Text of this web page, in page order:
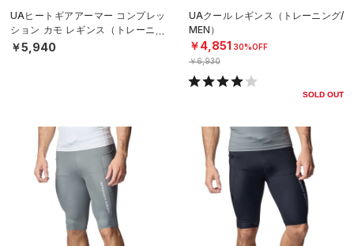
UAヒートギアアーマー コンプレッ
ション カモ レギンス（トレーニン
グ/MEN）
￥5,940
UAクール レギンス（トレーニング/
MEN）
￥4,851 30%OFF
￥6,930
SOLD OUT